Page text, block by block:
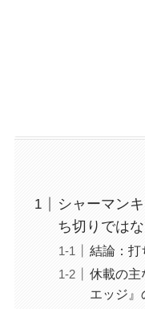
シャーマン
ち切りでは
結論：打
休載の主
エッジ』